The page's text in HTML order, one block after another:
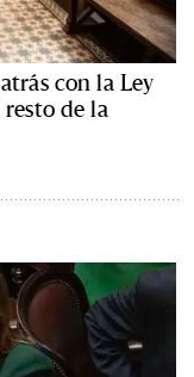
con la Ley
de la